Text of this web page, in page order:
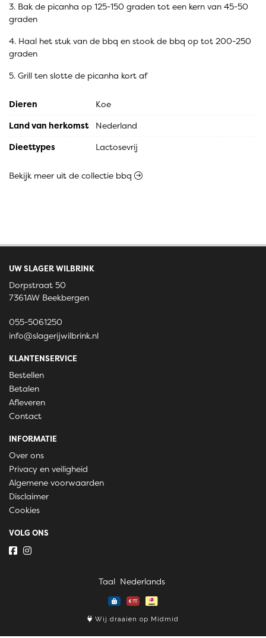
3. Bak de picanha op 125-150 graden tot een kern van 45-50
graden
4. Haal het stuk van de bbq en stook de bbq op tot 200-250
graden
5. Grill ten slotte de picanha kort af
Dieren
Koe
Land van herkomst
Nederland
Dieettypes
Lactosevrij
Bekijk meer uit de collectie bbq
UW SLAGER WILBRINK
Dorpstraat 50
7361AW Beekbergen
055-5061250
info@slagerijwilbrink.nl
KLANTENSERVICE
Bestellen
Betalen
Afleveren
Contact
INFORMATIE
Over ons
Privacy en veiligheid
Algemene voorwaarden
Disclaimer
Cookies
VOLG ONS
Taal
Wij draaien op Midmid